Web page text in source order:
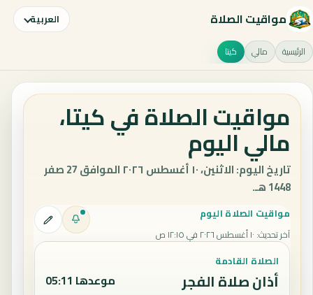
مواقيت الصلاة العربية
الرئيسية مالي كيتا
مواقيت الصلاة في كيتا،
مالي اليوم
تاريخ اليوم: الاثنين، ١٠ أغسطس ٢٠٢٦ الموافق 27 صفر
1448 هـ.
مواقيت الصلاة اليوم
آخر تحديث: ١٠ أغسطس ٢٠٢٦ في ١٢:١٥ ص
الصلاة القادمة
أذان صلاة الفجر موعدها 05:11